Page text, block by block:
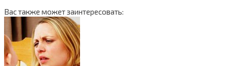
Вас также может заинтересовать: